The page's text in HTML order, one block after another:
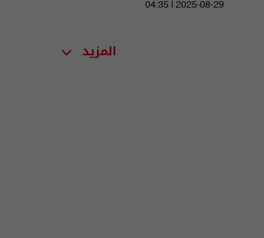
04:35 | 2025-08-29
المزيد